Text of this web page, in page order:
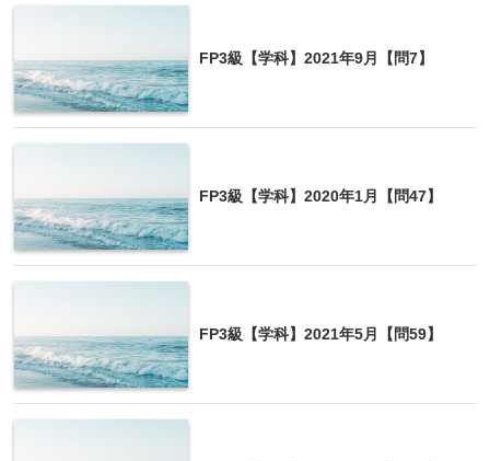
FP3級【学科】2021年9月【問7】
FP3級【学科】2020年1月【問47】
FP3級【学科】2021年5月【問59】